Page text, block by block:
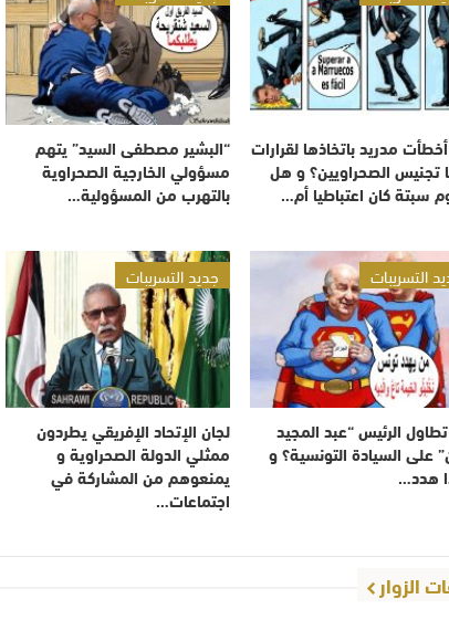
مدريد باتخاذها لقرارات
تجنيس الصحراويين؟ و هل
سبتة كان اعتباطيا أم…
“البشير مصطفى السيد” يتهم
مسؤولي الخارجية الصحراوية
بالتهرب من المسؤولية…
التسريبات
الرئيس “عبد المجيد
على السيادة التونسية؟ و
هدد…
جديد التسريبات
لجان الإتحاد الإفريقي يطردون
ممثلي الدولة الصحراوية و
يمنعوهم من المشاركة في
اجتماعات…
الزوار